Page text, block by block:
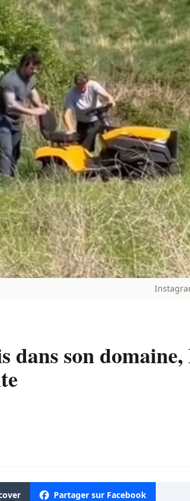
dans son
Partager sur Facebook